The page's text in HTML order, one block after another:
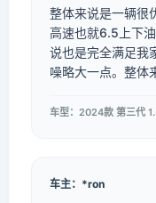
整体来说是一辆很
高速也就6.5上下
说也是完全满足我
噪略大一点。整体
车型：2024款 第三代
车主：*ron